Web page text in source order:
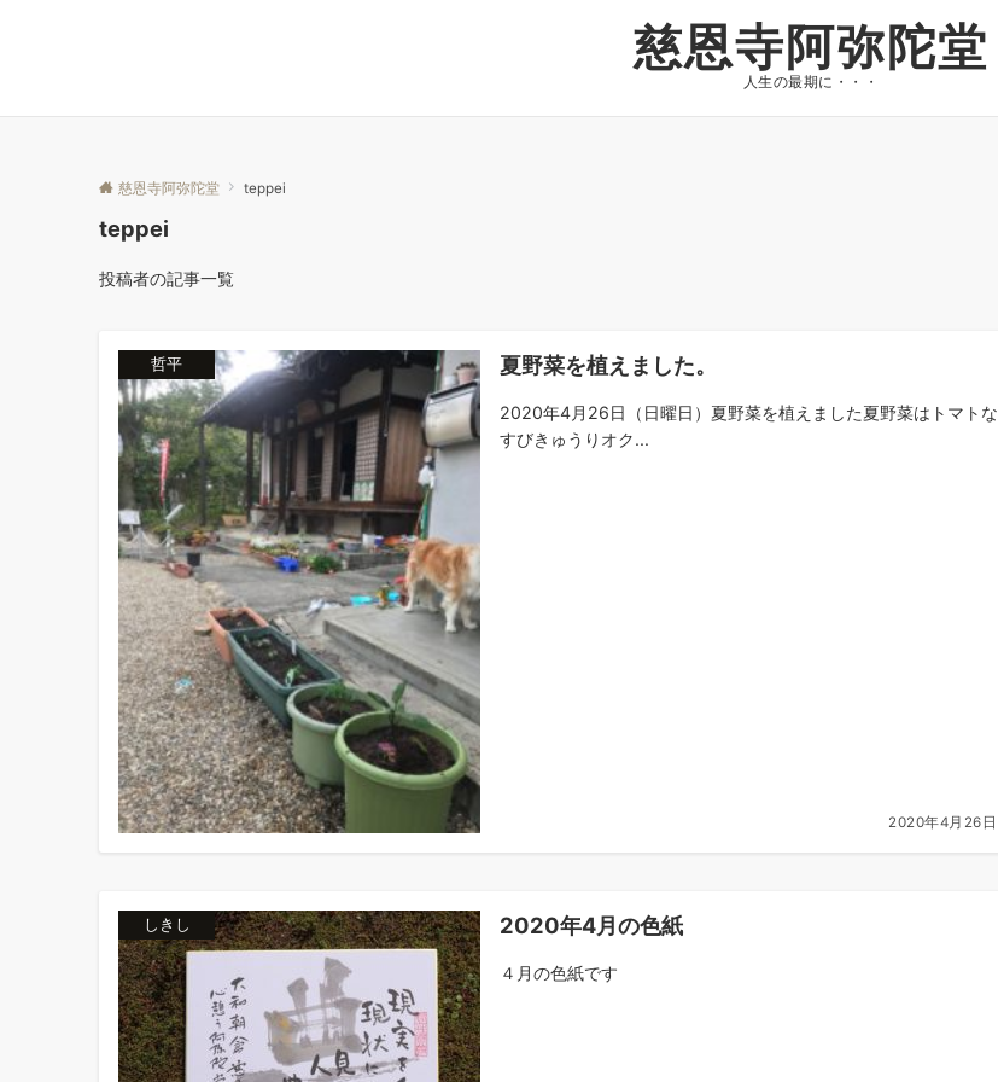
慈恩寺阿弥陀堂
人生の最期に・・・
慈恩寺阿弥陀堂 teppei
teppei
投稿者の記事一覧
哲平 夏野菜を植えました。
2020年4月26日（日曜日）夏野菜を植えました夏野菜はトマトな
すびきゅうりオク...
2020年4月26日
しきし 2020年4月の色紙
４月の色紙です